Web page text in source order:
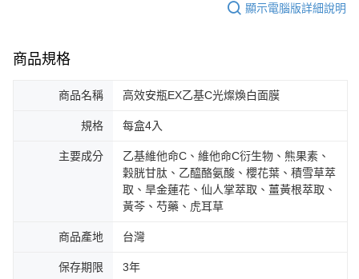
顯示電腦版詳細說明
商品規格
商品名稱 高效安瓶EX乙基C光燦煥白面膜
規格 每盒4入
主要成分
乙基維他命C、維他命C衍生物、熊果素、
穀胱甘肽、乙醯酪氨酸、櫻花葉、積雪草萃
取、旱金蓮花、仙人掌萃取、薑黃根萃取、
黃芩、芍藥、虎耳草
商品產地 台灣
保存期限 3年